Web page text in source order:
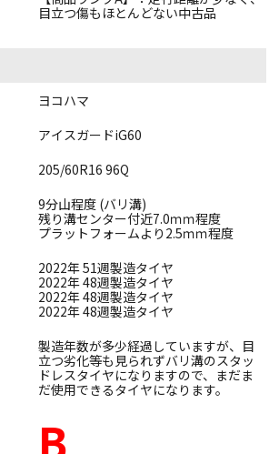
目立つ傷もほとんどない中古品
ヨコハマ
アイスガードiG60
205/60R16 96Q
9分山程度 (バリ溝)
残り溝センター付近7.0ｍｍ程度
プラットフォームより2.5ｍｍ程度
2022年 51週製造タイヤ
2022年 48週製造タイヤ
2022年 48週製造タイヤ
2022年 48週製造タイヤ
製造年数が多少経過していますが、目
立つ劣化等も見られずバリ溝のスタッ
ドレスタイヤになりますので、まだま
だ使用できるタイヤになります。